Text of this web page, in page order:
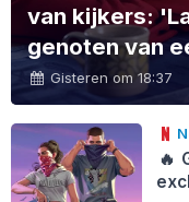
van kijkers:
genoten van
Gisteren om 18:37
🔥